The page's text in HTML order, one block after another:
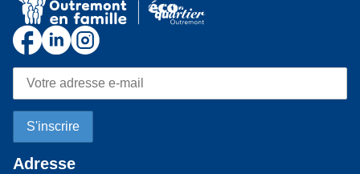
Adresse